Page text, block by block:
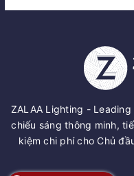
ZALAA Lighting -
chiếu sáng thông minh,
kiệm chi phí cho Chủ